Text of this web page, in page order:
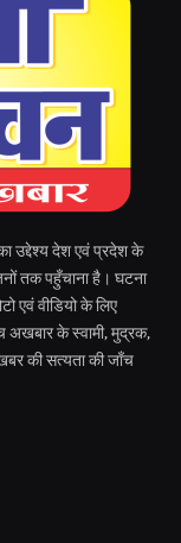
उद्देश्य देश एवं प्रदेश के
तक पहुँचाना है। घटना
एवं वीडियो के लिए
अखबार के स्वामी, मुद्रक,
की सत्यता की जाँच